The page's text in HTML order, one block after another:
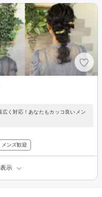
く対応！あなたもカッコ良いメン
メンズ歓迎
示